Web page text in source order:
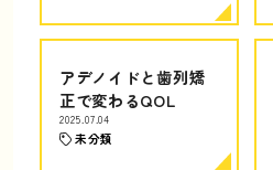
アデノイドと歯列矯
正で変わるQOL
2025.07.04
未分類